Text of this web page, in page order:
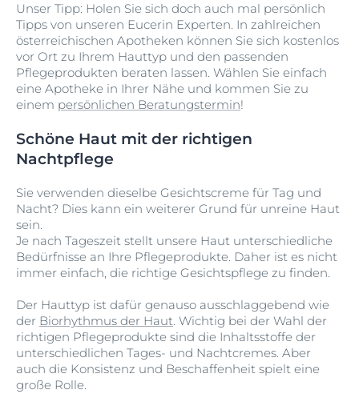
Unser Tipp: Holen Sie sich doch auch mal persönlich
Tipps von unseren Eucerin Experten. In zahlreichen
österreichischen Apotheken können Sie sich kostenlos
vor Ort zu Ihrem Hauttyp und den passenden
Pflegeprodukten beraten lassen. Wählen Sie einfach
eine Apotheke in Ihrer Nähe und kommen Sie zu
einem persönlichen Beratungstermin!
Schöne Haut mit der richtigen
Nachtpflege
Sie verwenden dieselbe Gesichtscreme für Tag und
Nacht? Dies kann ein weiterer Grund für unreine Haut
sein.
Je nach Tageszeit stellt unsere Haut unterschiedliche
Bedürfnisse an Ihre Pflegeprodukte. Daher ist es nicht
immer einfach, die richtige Gesichtspflege zu finden.
Der Hauttyp ist dafür genauso ausschlaggebend wie
der Biorhythmus der Haut. Wichtig bei der Wahl der
richtigen Pflegeprodukte sind die Inhaltsstoffe der
unterschiedlichen Tages- und Nachtcremes. Aber
auch die Konsistenz und Beschaffenheit spielt eine
große Rolle.